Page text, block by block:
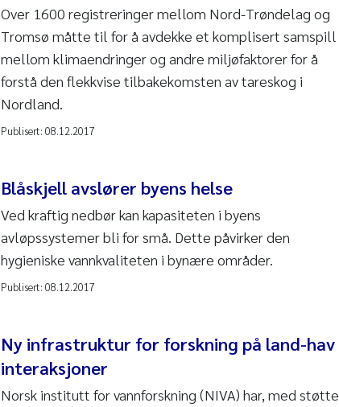
Over 1600 registreringer mellom Nord-Trøndelag og
Tromsø måtte til for å avdekke et komplisert samspill
mellom klimaendringer og andre miljøfaktorer for å
forstå den flekkvise tilbakekomsten av tareskog i
Nordland.
Publisert: 08.12.2017
Blåskjell avslører byens helse
Ved kraftig nedbør kan kapasiteten i byens
avløpssystemer bli for små. Dette påvirker den
hygieniske vannkvaliteten i bynære områder.
Publisert: 08.12.2017
Ny infrastruktur for forskning på land-hav
interaksjoner
Norsk institutt for vannforskning (NIVA) har, med støtte